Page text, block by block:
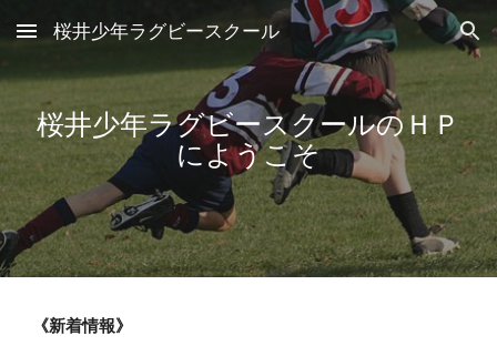
Skip to main content Skip to navigation
桜井少年ラグビースクール
桜井少年ラグビースクールのＨＰ
にようこそ
《新着情報》